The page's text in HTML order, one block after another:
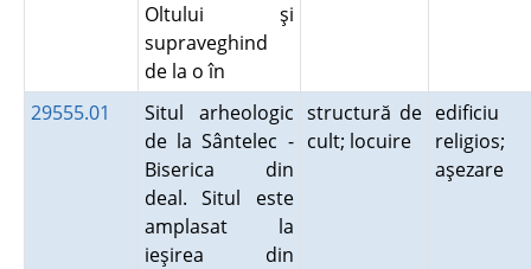
Oltului şi
supraveghind
de la o în
29555.01
Situl arheologic
de la Sântelec -
Biserica din
deal. Situl este
amplasat la
ieşirea din
structură de
cult; locuire
edificiu
religios;
aşezare